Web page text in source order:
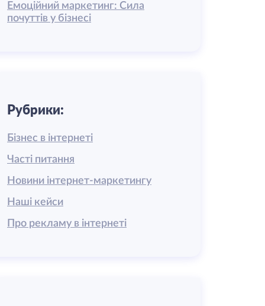
Емоційний маркетинг: Сила
почуттів у бізнесі
Рубрики:
Бізнес в інтернеті
Часті питання
Новини інтернет-маркетингу
Наші кейси
Про рекламу в інтернеті